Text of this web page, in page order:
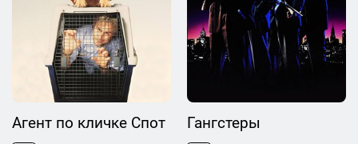
Агент по кличке Спот Гангстеры